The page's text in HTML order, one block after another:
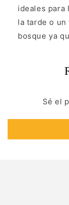
ideales para
la tarde o un
bosque ya
Sé el